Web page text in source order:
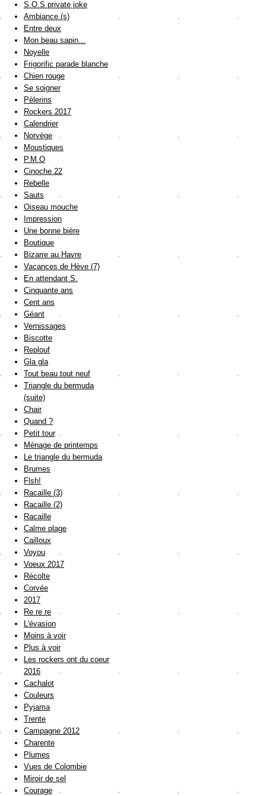
S.O.S private joke
Ambiance (s)
Entre deux
Mon beau sapin...
Noyelle
Frigorific parade blanche
Chien rouge
Se soigner
Pèlerins
Rockers 2017
Calendrier
Norvège
Moustiques
P.M.O
Cinoche 22
Rebelle
Sauts
Oiseau mouche
Impression
Une bonne bière
Boutique
Bizarre au Havre
Vacances de Hève (7)
En attendant S.
Cinquante ans
Cent ans
Géant
Vernissages
Biscotte
Replouf
Gla gla
Tout beau tout neuf
Triangle du bermuda
(suite)
Chair
Quand ?
Petit tour
Ménage de printemps
Le triangle du bermuda
Brumes
Flsh!
Racaille (3)
Racaille (2)
Racaille
Calme plage
Cailloux
Voyou
Voeux 2017
Récolte
Corvée
2017
Re re re
L'évasion
Moins à voir
Plus à voir
Les rockers ont du coeur
2016
Cachalot
Couleurs
Pyjama
Trente
Campagne 2012
Charente
Plumes
Vues de Colombie
Miroir de sel
Courage